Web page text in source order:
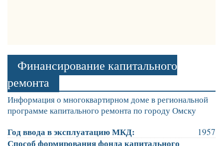
Финансирование капитального
ремонта
Информация о многоквартирном доме в региональной
программе капитального ремонта по городу Омску
Год ввода в эксплуатацию МКД: 1957
Способ формирования фонда капитального